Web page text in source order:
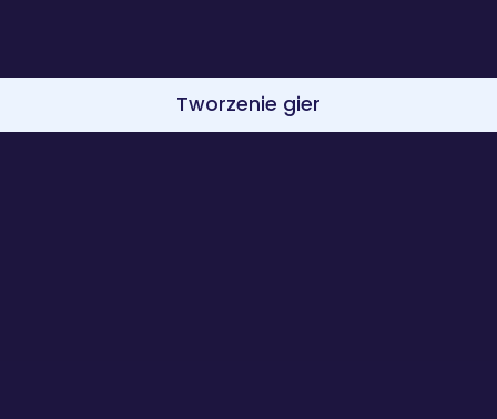
Tworzenie gier